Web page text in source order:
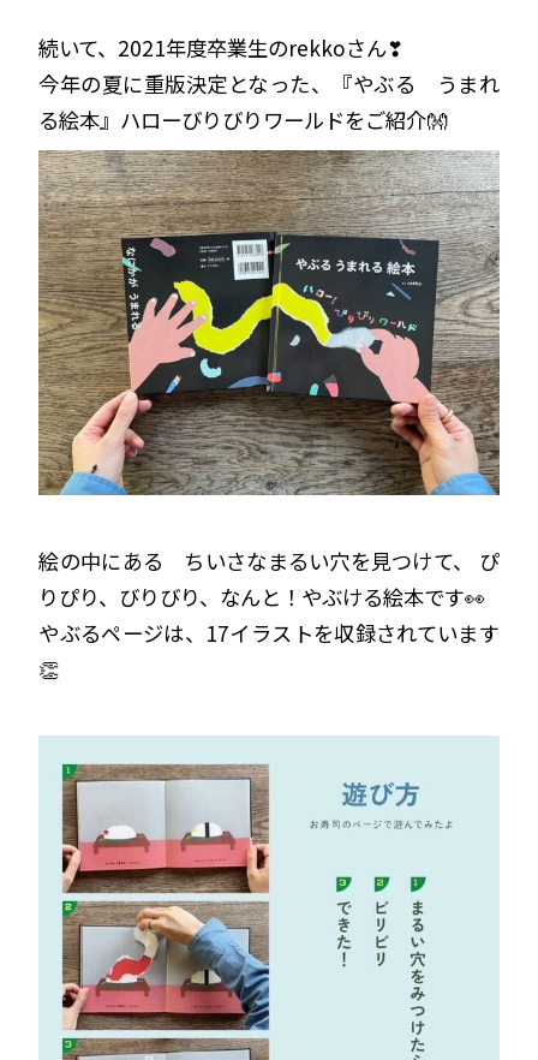
続いて、2021年度卒業生のrekkoさん❣
今年の夏に重版決定となった、『やぶる うまれ
る絵本』ハローびりびりワールドをご紹介👐
絵の中にある ちいさなまるい穴を見つけて、 ぴ
りぴり、びりびり、なんと！やぶける絵本です👀
やぶるページは、17イラストを収録されています
👏